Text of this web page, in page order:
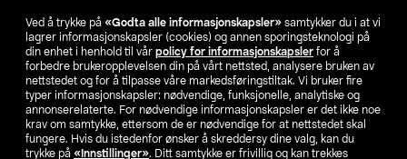
Ved å trykke på «Godta alle informasjonskapsler» samtykker du i at vi
lagrer informasjonskapsler (cookies) og annen sporingsteknologi på
din enhet i henhold til vår policy for informasjonskapsler for å
forbedre brukeropplevelsen din på vårt nettsted, analysere bruken av
nettstedet og for å tilpasse våre markedsføringstiltak. Vi bruker fire
typer informasjonskapsler: nødvendige, funksjonelle, analytiske og
annonserelaterte. For nødvendige informasjonskapsler er det ikke noe
krav om samtykke, ettersom de er nødvendige for at nettstedet skal
fungere. Hvis du istedenfor ønsker å skreddersy dine valg, kan du
trykke på «Innstillinger». Ditt samtykke er frivillig og kan trekkes
Finn din butikk
SE NO FI